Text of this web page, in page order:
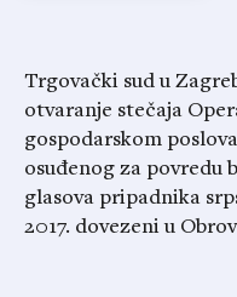
Trgovački sud u
otvaranje stečaja
gospodarskom
osuđenog za povredu
glasova pripadnika
2017. dovezeni u